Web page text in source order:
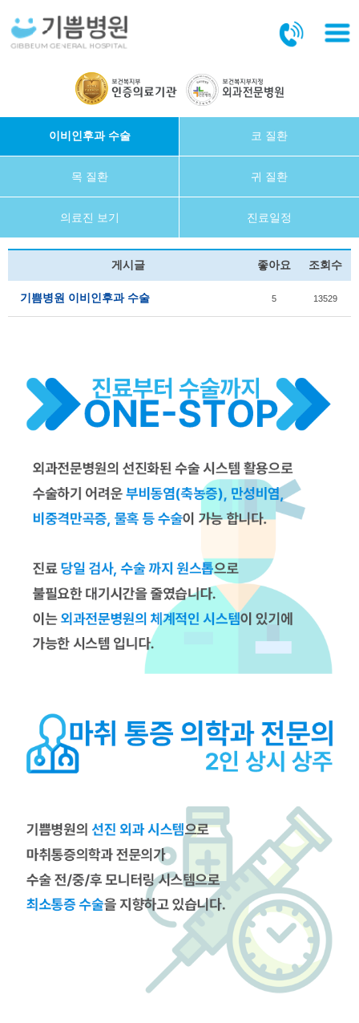
이비인후과 수술 코 질환
목 질환 귀 질환
의료진 보기 진료일정
게시글 좋아요 조회수
기쁨병원 이비인후과 수술 5 13529